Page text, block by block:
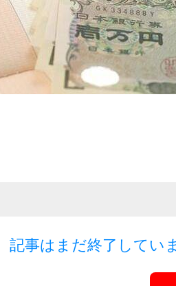
記事はまだ終了してい